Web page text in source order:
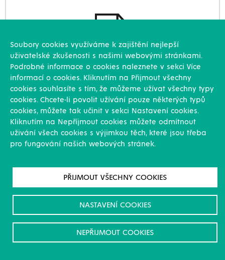
Dotazník nádrže RU
Dotazník ČOV RU
Soubory cookies využíváme k zajištění nejlepší
uživatelské zkušenosti s našimi webovými stránkami.
Podrobné informace o cookies naleznete v sekci Více
informací o cookies. Kliknutím na Přijmout všechny
cookies souhlasíte s tím, že můžeme užívat všechny typy
cookies. Chcete-li povolit užívání pouze některých typů
cookies, můžete tak učinit v sekci Nastavení cookies.
Kliknutím na Nepříjmout cookies můžete odmítnout
uživání všech cookies s výjimkou těch, které jsou třeba
pro fungování našich webových stránek.
PŘIJMOUT VŠECHNY COOKIES
NASTAVENÍ COOKIES
NEPŘIJMOUT COOKIES